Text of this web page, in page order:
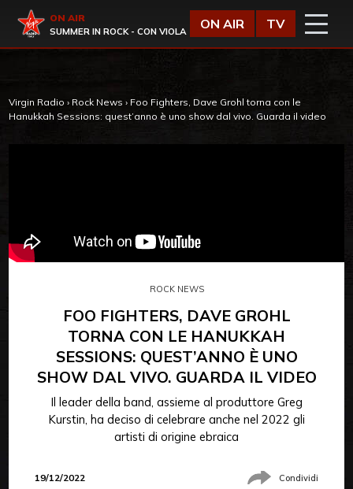
Virgin Radio
ON AIR
SUMMER IN ROCK - CON VIOLA
ON AIR TV
Virgin Radio › Rock News › Foo Fighters, Dave Grohl torna con le
Hanukkah Sessions: quest’anno è uno show dal vivo. Guarda il video
ROCK NEWS
FOO FIGHTERS, DAVE GROHL
TORNA CON LE HANUKKAH
SESSIONS: QUEST’ANNO È UNO
SHOW DAL VIVO. GUARDA IL VIDEO
Il leader della band, assieme al produttore Greg
Kurstin, ha deciso di celebrare anche nel 2022 gli
artisti di origine ebraica
19/12/2022 Condividi